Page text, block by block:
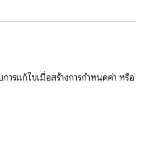
รแก้ไขเมื่อสร้างการกำหนดค่า หรือ